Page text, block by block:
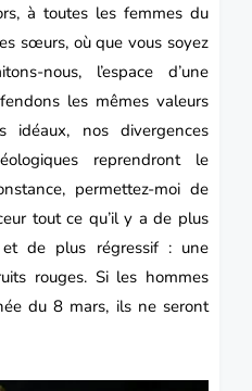
à toutes les femmes du
sœurs, où que vous soyez
nous, l’espace d’une
les mêmes valeurs
idéaux, nos divergences
reprendront le
permettez-moi de
tout ce qu’il y a de plus
de plus régressif : une
rouges. Si les hommes
du 8 mars, ils ne seront